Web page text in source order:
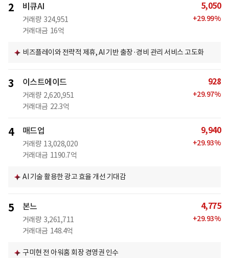
2 비큐AI
거래량 324,951
거래대금 16억
5,050
+29.99%
비즈플레이와 전략적 제휴, AI 기반 출장·경비 관리 서비스 고도화
3 이스트에이드
거래량 2,620,951
거래대금 22.3억
928
+29.97%
4 매드업
거래량 13,028,020
거래대금 1190.7억
9,940
+29.93%
AI 기술 활용한 광고 효율 개선 기대감
5 본느
거래량 3,261,711
거래대금 148.4억
4,775
+29.93%
구미현 전 아워홈 회장 경영권 인수